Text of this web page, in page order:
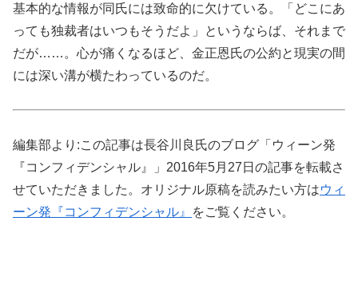
基本的な情報が同氏には致命的に欠けている。「どこにあ
っても独裁者はいつもそうだよ」というならば、それまで
だが……。心が痛くなるほど、金正恩氏の公約と現実の間
には深い溝が横たわっているのだ。
編集部より:この記事は長谷川良氏のブログ「ウィーン発
『コンフィデンシャル』」2016年5月27日の記事を転載さ
せていただきました。オリジナル原稿を読みたい方はウィ
ーン発『コンフィデンシャル』
をご覧ください。